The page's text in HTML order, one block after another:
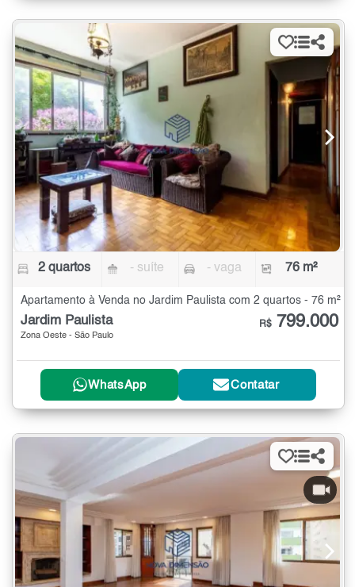
2 quartos - suíte - vaga 76 m²
Apartamento à Venda no Jardim Paulista com 2 quartos - 76 m²
Jardim Paulista
Zona Oeste - São Paulo
R$ 799.000
WhatsApp Contatar